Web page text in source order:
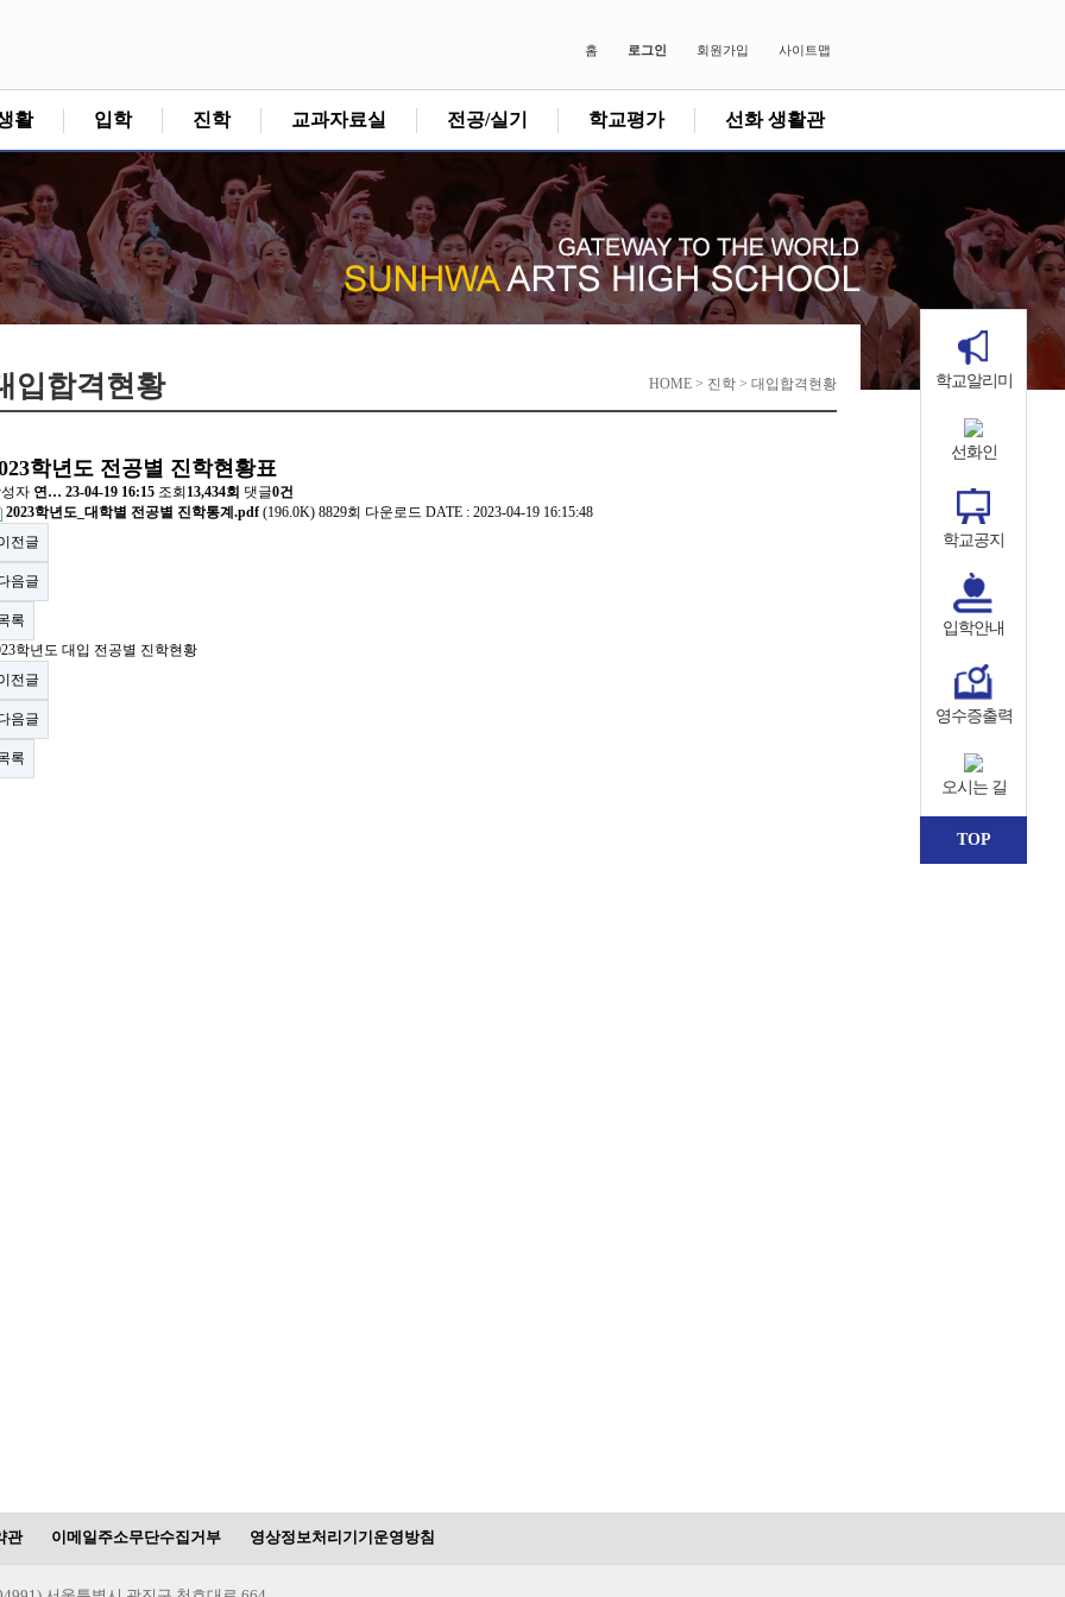
홈 로그인 회원가입 사이트맵
활 입학 진학 교과자료실 전공/실기 학교평가 선화 생활관
입합격현황 HOME > 진학 > 대입합격현황
학년도 전공별 진학현황표
자 연… 23-04-19 16:15 조회 13,434회 댓글0건
2023학년도_대학별 전공별 진학통계.pdf(196.0K) 8829회 다운로드 DATE : 2023-04-19 16:15:48
전글
음글
록
학년도 대입 전공별 진학현황
전글
음글
록
관 이메일주소무단수집거부 영상정보처리기기운영방침
학교알리미
선화인
학교공지
입학안내
영수증출력
오시는 길
TOP